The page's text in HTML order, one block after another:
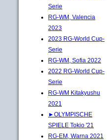
Serie
RG-WM, Valencia
2023
2023 RG-World Cup-
Serie
RG-WM, Sofia 2022
2022 RG-World Cup-
Serie
RG-WM Kitakyushu
2021
►OLYMPISCHE
SPIELE Tokio '21
RG-EM, Warna 2021